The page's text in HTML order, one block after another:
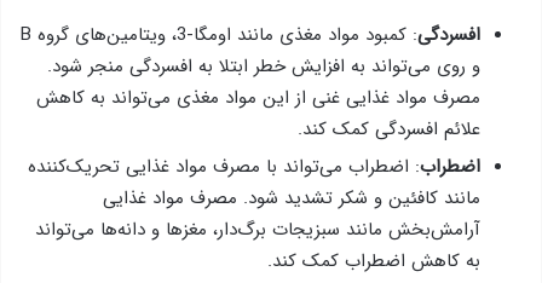
افسردگی
: کمبود مواد مغذی مانند اومگا-3، ویتامین‌های گروه B
و روی می‌تواند به افزایش خطر ابتلا به افسردگی منجر شود.
مصرف مواد غذایی غنی از این مواد مغذی می‌تواند به کاهش
علائم افسردگی کمک کند.
اضطراب: اضطراب می‌تواند با مصرف مواد غذایی تحریک‌کننده
مانند کافئین و شکر تشدید شود. مصرف مواد غذایی
آرامش‌بخش مانند سبزیجات برگ‌دار، مغزها و دانه‌ها می‌تواند
به کاهش اضطراب کمک کند.